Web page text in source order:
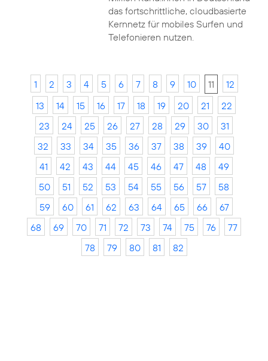
das fortschrittliche, cloudbasierte
Kernnetz für mobiles Surfen und
Telefonieren nutzen.
1 2 3 4 5 6 7 8 9 10 11
12
13
14 15 16 17 18 19 20 21
22
23
24 25 26 27 28 29 30
31
32
33 34 35 36 37 38 39
40
41
42 43 44 45 46 47 48
49
50
51 52 53 54 55 56 57
58
59
60 61 62 63 64 65 66
67
68
69 70 71 72 73 74 75 76
77
78
79 80 81 82